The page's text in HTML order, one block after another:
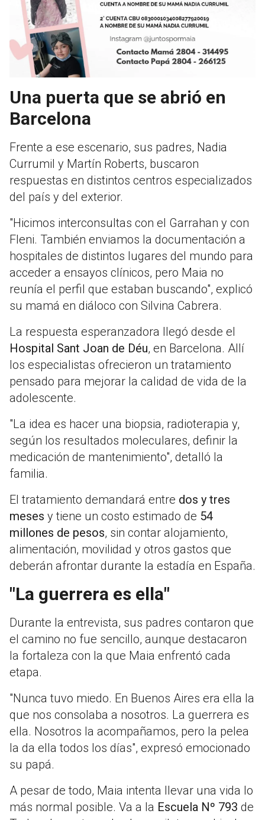
Una puerta que se abrió en
Barcelona
Frente a ese escenario, sus padres, Nadia
Currumil y Martín Roberts, buscaron
respuestas en distintos centros especializados
del país y del exterior.
"Hicimos interconsultas con el Garrahan y con
Fleni. También enviamos la documentación a
hospitales de distintos lugares del mundo para
acceder a ensayos clínicos, pero Maia no
reunía el perfil que estaban buscando", explicó
su mamá en diáloco con Silvina Cabrera.
La respuesta esperanzadora llegó desde el
Hospital Sant Joan de Déu, en Barcelona. Allí
los especialistas ofrecieron un tratamiento
pensado para mejorar la calidad de vida de la
adolescente.
"La idea es hacer una biopsia, radioterapia y,
según los resultados moleculares, definir la
medicación de mantenimiento", detalló la
familia.
El tratamiento demandará entre dos y tres
meses y tiene un costo estimado de 54
millones de pesos, sin contar alojamiento,
alimentación, movilidad y otros gastos que
deberán afrontar durante la estadía en España.
"La guerrera es ella"
Durante la entrevista, sus padres contaron que
el camino no fue sencillo, aunque destacaron
la fortaleza con la que Maia enfrentó cada
etapa.
"Nunca tuvo miedo. En Buenos Aires era ella la
que nos consolaba a nosotros. La guerrera es
ella. Nosotros la acompañamos, pero la pelea
la da ella todos los días", expresó emocionado
su papá.
A pesar de todo, Maia intenta llevar una vida lo
más normal posible. Va a la Escuela Nº 793 de